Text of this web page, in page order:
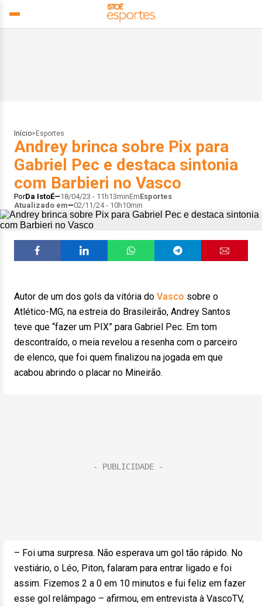
Início> Esportes
Andrey brinca sobre Pix para
Gabriel Pec e destaca sintonia
com Barbieri no Vasco
PorDa IstoÉ 18/04/23 - 11h13minEmEsportes
Atualizado em
02/11/24 - 10h10min
Autor de um dos gols da vitória do Vasco sobre o
Atlético-MG, na estreia do Brasileirão, Andrey Santos
teve que “fazer um PIX” para Gabriel Pec. Em tom
descontraído, o meia revelou a resenha com o parceiro
de elenco, que foi quem finalizou na jogada em que
acabou abrindo o placar no Mineirão.
– Foi uma surpresa. Não esperava um gol tão rápido. No
vestiário, o Léo, Piton, falaram para entrar ligado e foi
assim. Fizemos 2 a 0 em 10 minutos e fui feliz em fazer
esse gol relâmpago – afirmou, em entrevista à VascoTV,